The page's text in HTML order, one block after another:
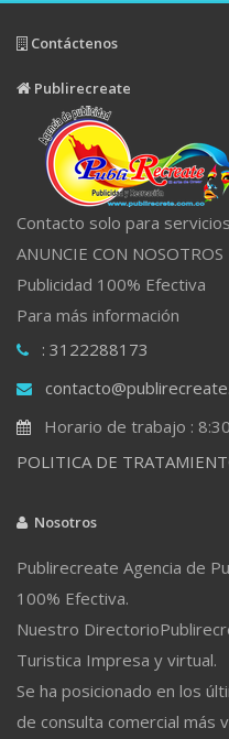
Contáctenos
Publirecreate
Contacto solo para
ANUNCIE CON NOSOTROS
Publicidad 100% Efectiva
Para más información
: 3122288173
Horario de trabajo :
POLITICA DE
Nosotros
Publirecreate Agencia de
100% Efectiva.
Nuestro
Turistica Impresa y virtual.
Se ha posicionado en los
de consulta comercial más